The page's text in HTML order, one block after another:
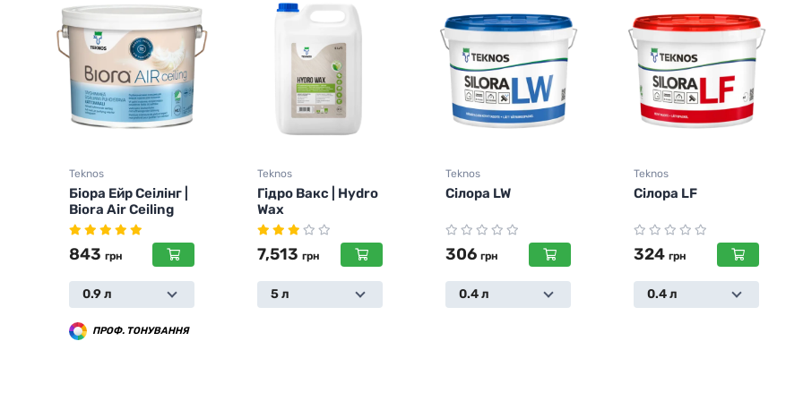
Teknos
Гідро Вакс | Hydro
Wax
7,513 грн
5 л
Teknos
Сілора LW
306 грн
0.4 л
Teknos
Сілора LF
324 грн
0.4 л
Teknos
Сілора J
954 грн
3 л